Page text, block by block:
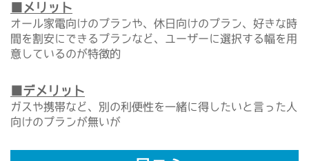
■メリット
オール家電向けのプランや、休日向けのプラン、好きな時
間を割安にできるプランなど、ユーザーに選択する幅を用
意しているのが特徴的
■デメリット
ガスや携帯など、別の利便性を一緒に得したいと言った人
向けのプランが無いが